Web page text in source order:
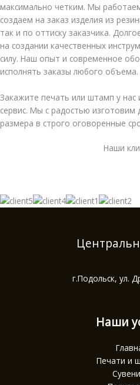
максимально четким. Мы
создаем на заказ изделия из
так и по оттиску заказчика.
на создании качественных
силу. Наш опыт и современное
исполнять заказы любого объема.
Закажите печать или штамп у нас
сервис. Мы с радостью изготовим
размера в строго оговоренные
Наши
г.Подольск, ул.
Наши
Печати и